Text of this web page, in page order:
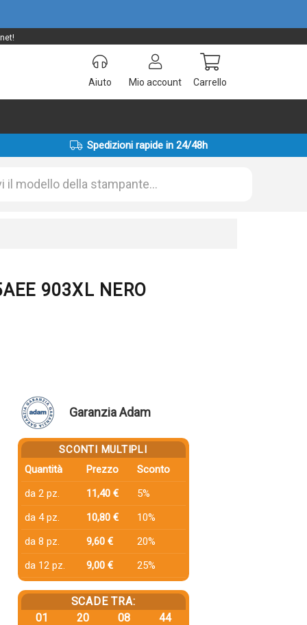
Aiuto Mio account Carrello
Spedizioni rapide in 24/48h
903XL NERO
Garanzia Adam
SCONTI MULTIPLI
Quantità
Prezzo
Sconto
da 2 pz.
11,40 €
5%
da 4 pz.
10,80 €
10%
da 8 pz.
9,60 €
20%
da 12 pz.
9,00 € 25%
SCADE TRA:
01
20
08
43